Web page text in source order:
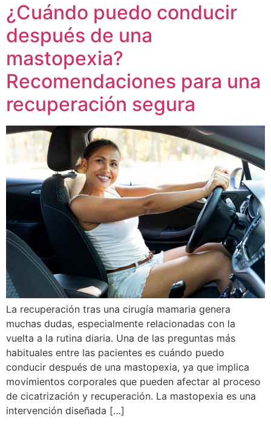
¿Cuándo puedo conducir
después de una
mastopexia?
Recomendaciones para una
recuperación segura
La recuperación tras una cirugía mamaria genera
muchas dudas, especialmente relacionadas con la
vuelta a la rutina diaria. Una de las preguntas más
habituales entre las pacientes es cuándo puedo
conducir después de una mastopexia, ya que implica
movimientos corporales que pueden afectar al proceso
de cicatrización y recuperación. La mastopexia es una
intervención diseñada […]